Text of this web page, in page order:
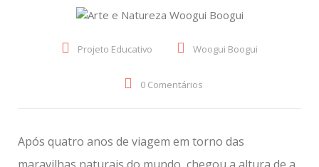
Projeto Educativo Woogui Boogui
0 Comentários
Após quatro anos de viagem em torno das